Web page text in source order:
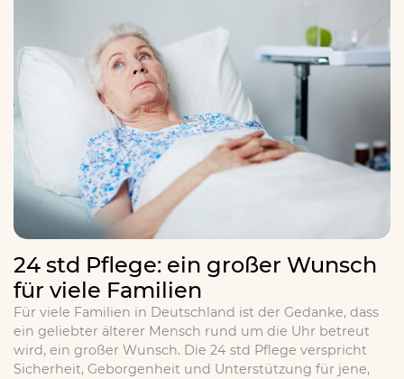
24 std Pflege: ein großer Wunsch
für viele Familien
Für viele Familien in Deutschland ist der Gedanke, dass
ein geliebter älterer Mensch rund um die Uhr betreut
wird, ein großer Wunsch. Die 24 std Pflege verspricht
Sicherheit, Geborgenheit und Unterstützung für jene,